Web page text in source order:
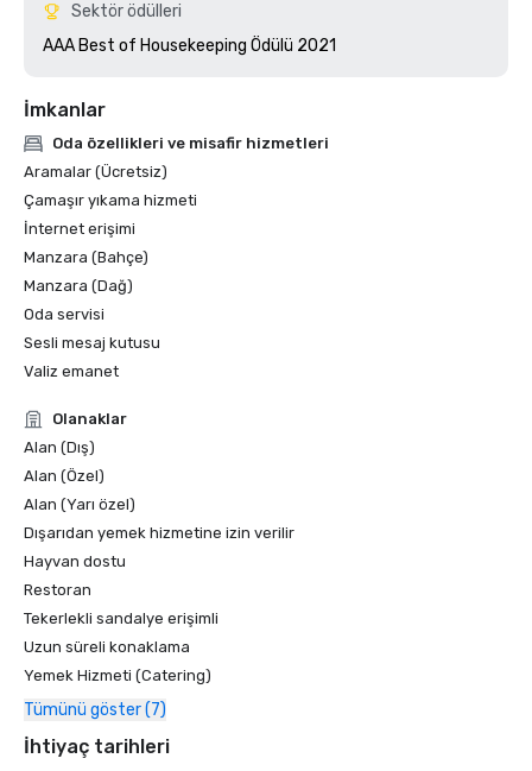
Sektör ödülleri
AAA Best of Housekeeping Ödülü 2021
İmkanlar
Oda özellikleri ve misafir hizmetleri
Aramalar (Ücretsiz)
Çamaşır yıkama hizmeti
İnternet erişimi
Manzara (Bahçe)
Manzara (Dağ)
Oda servisi
Sesli mesaj kutusu
Valiz emanet
Olanaklar
Alan (Dış)
Alan (Özel)
Alan (Yarı özel)
Dışarıdan yemek hizmetine izin verilir
Hayvan dostu
Restoran
Tekerlekli sandalye erişimli
Uzun süreli konaklama
Yemek Hizmeti (Catering)
Tümünü göster (7)
İhtiyaç tarihleri